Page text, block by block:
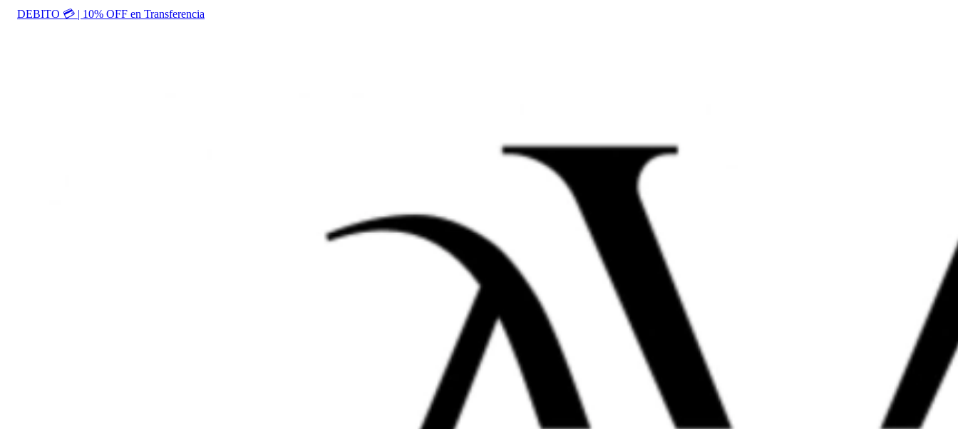
DEBITO 💳 | 10% OFF en Transferencia